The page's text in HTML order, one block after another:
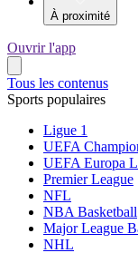
À proximité
Ouvrir l'app
Tous les contenus
Sports populaires
Ligue 1
UEFA
UEFA Europa
Premier League
NFL
NBA Basketball
Major League
NHL